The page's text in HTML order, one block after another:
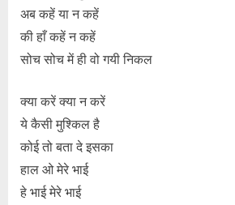
अब कहें या न कहें
की हाँ कहें न कहें
सोच सोच में ही वो गयी निकल
क्या करें क्या न करें
ये कैसी मुश्किल है
कोई तो बता दे इसका
हाल ओ मेरे भाई
हे भाई मेरे भाई